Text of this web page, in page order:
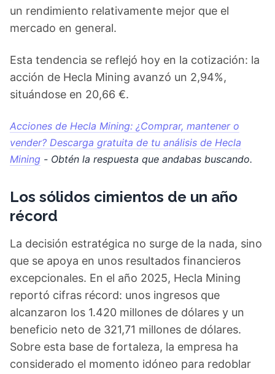
un rendimiento relativamente mejor que el
mercado en general.
Esta tendencia se reflejó hoy en la cotización: la
acción de Hecla Mining avanzó un 2,94%,
situándose en 20,66 €.
Acciones de Hecla Mining: ¿Comprar, mantener o
vender? Descarga gratuita de tu análisis de Hecla
Mining - Obtén la respuesta que andabas buscando.
Los sólidos cimientos de un año
récord
La decisión estratégica no surge de la nada, sino
que se apoya en unos resultados financieros
excepcionales. En el año 2025, Hecla Mining
reportó cifras récord: unos ingresos que
alcanzaron los 1.420 millones de dólares y un
beneficio neto de 321,71 millones de dólares.
Sobre esta base de fortaleza, la empresa ha
considerado el momento idóneo para redoblar